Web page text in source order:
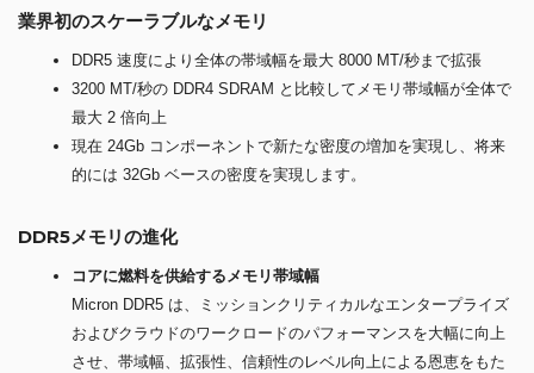
業界初のスケーラブルなメモリ
DDR5 速度により全体の帯域幅を最大 8000 MT/秒まで拡張
3200 MT/秒の DDR4 SDRAM と比較してメモリ帯域幅が全体で
最大 2 倍向上
現在 24Gb コンポーネントで新たな密度の増加を実現し、将来
的には 32Gb ベースの密度を実現します。
DDR5メモリの進化
コアに燃料を供給するメモリ帯域幅
Micron DDR5 は、ミッションクリティカルなエンタープライズ
およびクラウドのワークロードのパフォーマンスを大幅に向上
させ、帯域幅、拡張性、信頼性のレベル向上による恩恵をもた